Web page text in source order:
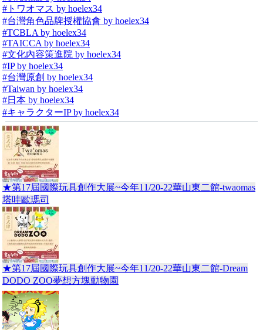
#トワオマス by hoelex34
#台灣角色品牌授權協會 by hoelex34
#TCBLA by hoelex34
#TAICCA by hoelex34
#文化內容策進院 by hoelex34
#IP by hoelex34
#台灣原創 by hoelex34
#Taiwan by hoelex34
#日本 by hoelex34
#キャラクターIP by hoelex34
★第17屆國際玩具創作大展~今年11/20-22華山東二館-twaomas
塔哇歐瑪司
★第17屆國際玩具創作大展~今年11/20-22華山東二館-Dream
DODO ZOO夢想方塊動物園